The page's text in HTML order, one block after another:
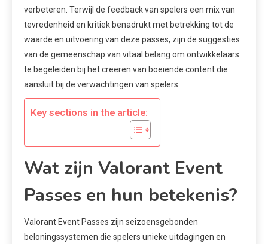
verbeteren. Terwijl de feedback van spelers een mix van
tevredenheid en kritiek benadrukt met betrekking tot de
waarde en uitvoering van deze passes, zijn de suggesties
van de gemeenschap van vitaal belang om ontwikkelaars
te begeleiden bij het creëren van boeiende content die
aansluit bij de verwachtingen van spelers.
Key sections in the article:
Wat zijn Valorant Event
Passes en hun betekenis?
Valorant Event Passes zijn seizoensgebonden
beloningssystemen die spelers unieke uitdagingen en